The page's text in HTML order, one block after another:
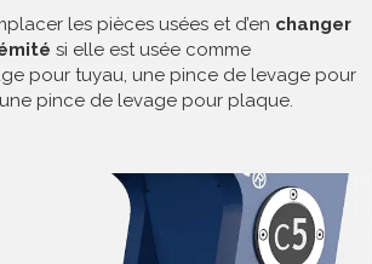
les pièces usées et d’en changer
si elle est usée comme
pour tuyau, une pince de levage pour
pince de levage pour plaque.